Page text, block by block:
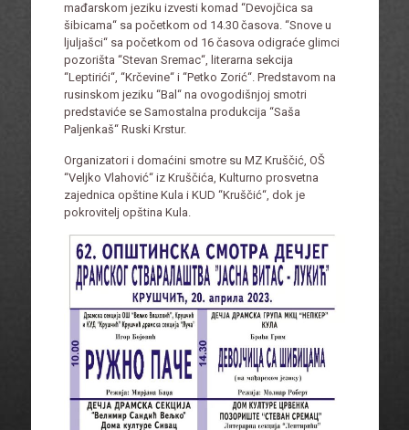
mađarskom jeziku izvesti komad “Devojčica sa
šibicama“ sa početkom od 14.30 časova. “Snove u
ljuljašci“ sa početkom od 16 časova odigraće glimci
pozorišta “Stevan Sremac“, literarna sekcija
“Leptirići“, “Krčevine“ i “Petko Zorić“. Predstavom na
rusinskom jeziku “Bal“ na ovogodišnjoj smotri
predstaviće se Samostalna produkcija “Saša
Paljenkaš“ Ruski Krstur.
Organizatori i domaćini smotre su MZ Kruščić, OŠ
“Veljko Vlahović“ iz Kruščića, Kulturno prosvetna
zajednica opštine Kula i KUD “Kruščić“, dok je
pokrovitelj opština Kula.